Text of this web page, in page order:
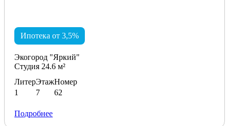
Ипотека от 3,5%
Экогород "Яркий"
Студия 24.6 м²
Литер
1
Этаж
7
Номер
62
Подробнее